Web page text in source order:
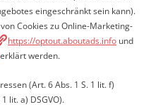
eingeschränkt sein kann).
Cookies zu Online-Marketing-
https://optout.aboutads.info und
erklärt werden.
(Art. 6 Abs. 1 S. 1 lit. f)
lit. a) DSGVO).